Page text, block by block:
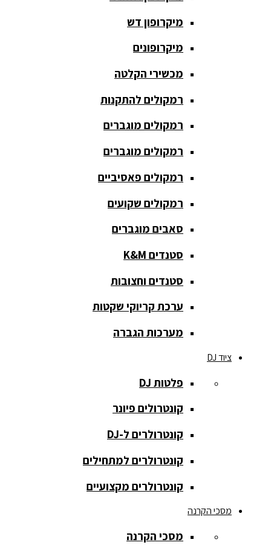
כריזה
ומגפונים
מדונה
אלחוטית
מיקסר
מוגברים
מיקרופון
הקלטה
רמקולים
רמקולים
מוגברים
רמקולים
שקועים
סאבים
מיקרופון דש
מיקרופונים
מכשירי הקלטה
רמקולים להתקנות
רמקולים מוגברים
רמקולים מוגברים
רמקולים פאסיביים
רמקולים שקועים
סאבים מוגברים
סטנדים K&M
סטנדים וחצובות
ערכת קריוקי שקטות
מערכות הגברה
ציוד DJ
פלטות DJ
קונטרולים פיונר
קונטרולרים ל-DJ
קונטרולרים למתחילים
קונטרולרים מקצועיים
מסכי הקרנה
מסכי הקרנה